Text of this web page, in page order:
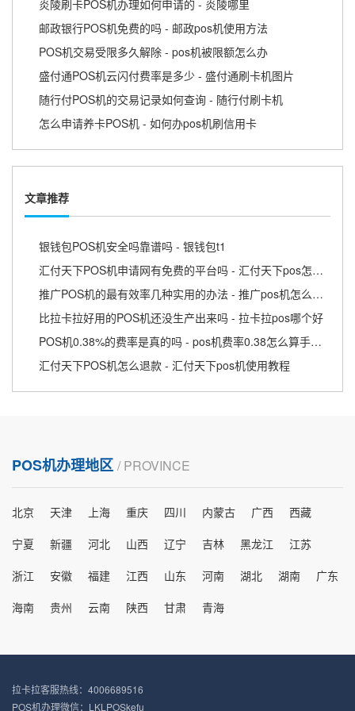
炎陵刷卡POS机办理如何申请的 - 炎陵哪里
邮政银行POS机免费的吗 - 邮政pos机使用方法
POS机交易受限多久解除 - pos机被限额怎么办
盛付通POS机云闪付费率是多少 - 盛付通刷卡机图片
随行付POS机的交易记录如何查询 - 随行付刷卡机
怎么申请养卡POS机 - 如何办pos机刷信用卡
文章推荐
银钱包POS机安全吗靠谱吗 - 银钱包t1
汇付天下POS机申请网有免费的平台吗 - 汇付天下pos怎么使用
推广POS机的最有效率几种实用的办法 - 推广pos机怎么赚钱
比拉卡拉好用的POS机还没生产出来吗 - 拉卡拉pos哪个好
POS机0.38%的费率是真的吗 - pos机费率0.38怎么算手续费
汇付天下POS机怎么退款 - 汇付天下pos机使用教程
POS机办理地区 / PROVINCE
北京 天津 上海 重庆 四川 内蒙古 广西
西藏
宁夏
新疆 河北 山西 辽宁 吉林 黑龙江
江苏
浙江
安徽 福建 江西 山东 河南 湖北 湖南
广东
海南
贵州 云南 陕西 甘肃 青海
拉卡拉客服热线：4006689516
POS机办理微信：LKLPOSkefu_